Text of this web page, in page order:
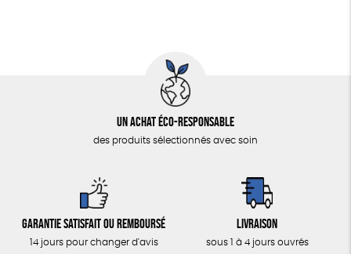
Un achat éco-responsable
des produits sélectionnés avec soin
Garantie satisfait ou remboursé
14 jours pour changer d'avis
Livraison
sous 1 à 4 jours ouvrés